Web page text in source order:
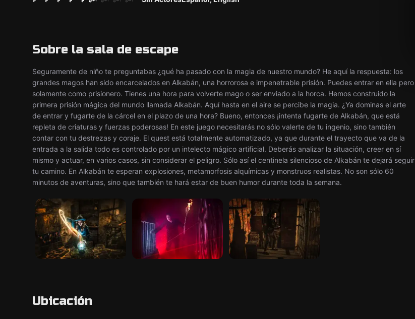
Sobre la sala de escape
Seguramente de niño te preguntabas ¿qué ha pasado con la magia de nuestro mundo? He aquí la respuesta: los
grandes magos han sido encarcelados en Alkabán, una horrorosa e impenetrable prisión. Puedes entrar en ella pero
solamente como prisionero. Tienes una hora para volverte mago o ser enviado a la horca. Hemos construido la
primera prisión mágica del mundo llamada Alkabán. Aquí hasta en el aire se percibe la magia. ¿Ya dominas el arte
de entrar y fugarte de la cárcel en el plazo de una hora? Bueno, entonces ¡intenta fugarte de Alkabán, que está
repleta de criaturas y fuerzas poderosas! En este juego necesitarás no sólo valerte de tu ingenio, sino también
contar con tu destrezas y coraje. El quest está totalmente automatizado, ya que durante el trayecto que va de la
entrada a la salida todo es controlado por un intelecto mágico artificial. Deberás analizar la situación, creer en sí
mismo y actuar, en varios casos, sin considerar el peligro. Sólo así el centinela silencioso de Alkabán te dejará seguir
tu camino. En Alkabán te esperan explosiones, metamorfosis alquímicas y monstruos realistas. No son sólo 60
minutos de aventuras, sino que también te hará estar de buen humor durante toda la semana.
Ubicación